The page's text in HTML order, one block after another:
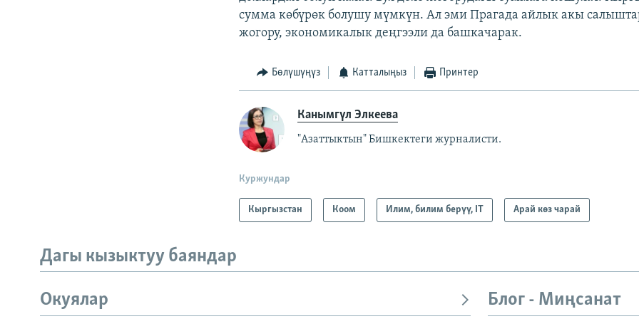
сумма көбүрөк болушу мүмкүн. Ал эми Прагада айлык акы
жогору, экономикалык деңгээли да башкачарак.
Бөлүшүңүз Катталыңыз Принтер
Канымгүл Элкеева
"Азаттыктын" Бишкектеги журналисти.
Куржундар
Кыргызстан Коом Илим, билим берүү, IT Арай көз чарай
Дагы кызыктуу баяндар
Окуялар Блог - Миңсанат